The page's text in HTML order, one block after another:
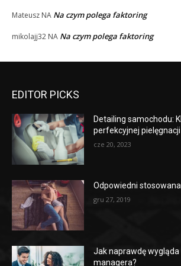
Mateusz NA Na czym polega faktoring
mikolajj32 NA Na czym polega faktoring
EDITOR PICKS
Detailing samochodu:
perfekcyjnej
cze 20, 2023
Odpowiedni
gru 27, 2019
Jak naprawdę
managera?